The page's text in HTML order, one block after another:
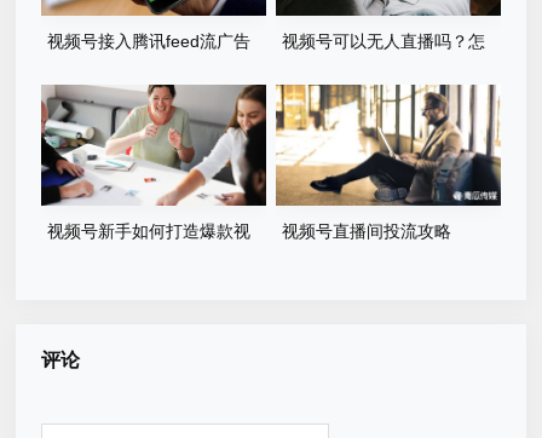
视频号接入腾讯feed流广告
视频号可以无人直播吗？怎
视频号新手如何打造爆款视
视频号直播间投流攻略
评论